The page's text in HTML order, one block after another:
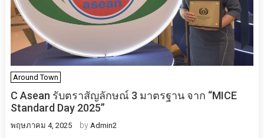
Around Town
C Asean รับตราสัญลักษณ์ 3 มาตรฐาน จาก “MICE
Standard Day 2025”
พฤษภาคม 4, 2025 by Admin2